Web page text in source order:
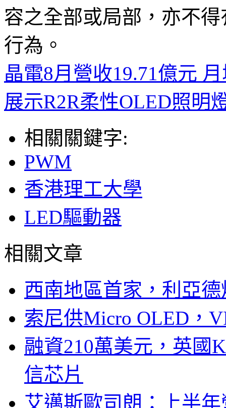
容之全部或局部，亦不
行為。
晶電8月營收19.71億元
展示R2R柔性OLED照明
相關關鍵字:
PWM
香港理工大學
LED驅動器
相關文章
西南地區首家，利亞
索尼供Micro OLED，
融資210萬美元，英國
信芯片
艾邁斯歐司朗：上半